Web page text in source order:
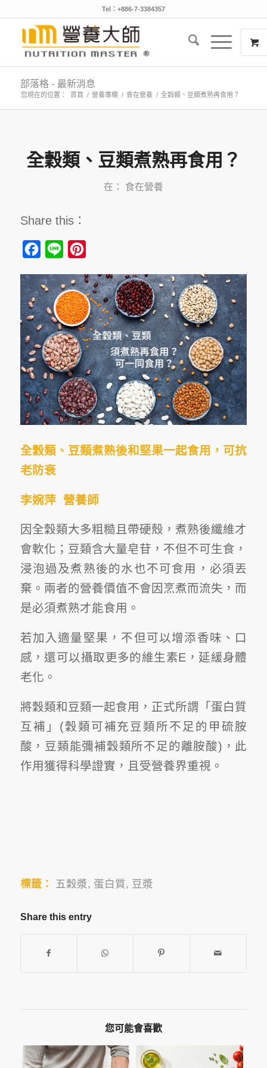
Tel：+886-7-3384357
部落格 - 最新消息
您現在的位置： 首頁 / 營養專欄 / 食在營養 / 全穀類、豆類煮熟再食用？
全穀類、豆類煮熟再食用？
在： 食在營養
Share this：
Facebook
Line
全穀類、豆類煮熟後和堅果一起食用，可抗
老防衰
李婉萍 營養師
因全穀類大多粗糙且帶硬殼，煮熟後纖維才
會軟化；豆類含大量皂苷，不但不可生食，
浸泡過及煮熟後的水也不可食用，必須丟
棄。兩者的營養價值不會因烹煮而流失，而
是必須煮熟才能食用。
若加入適量堅果，不但可以增添香味、口
感，還可以攝取更多的維生素E，延緩身體
老化。
將穀類和豆類一起食用，正式所謂「蛋白質
互補」(穀類可補充豆類所不足的甲硫胺
酸，豆類能彌補穀類所不足的離胺酸)，此
作用獲得科學證實，且受營養界重視。
標籤： 五穀漿, 蛋白質, 豆漿
Share this entry
您可能會喜歡